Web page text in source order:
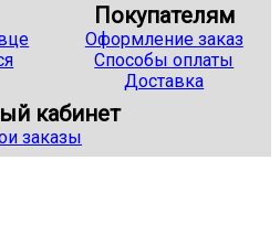
Покупателям
Оформление заказ
Способы оплаты
Доставка
кабинет
заказы